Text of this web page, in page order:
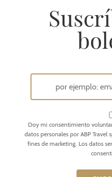
Doy mi consentimiento
datos personales por ABP Travel
fines de marketing. Los datos